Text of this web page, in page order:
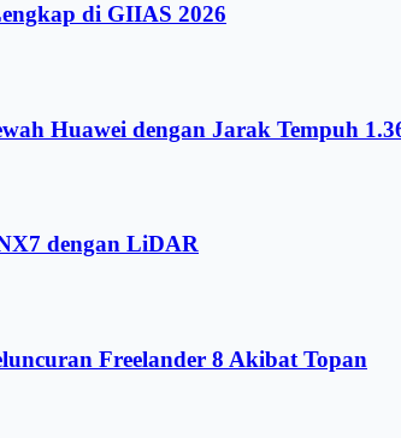
di GIIAS 2026
Huawei dengan Jarak Tempuh
dengan LiDAR
Freelander 8 Akibat Topan